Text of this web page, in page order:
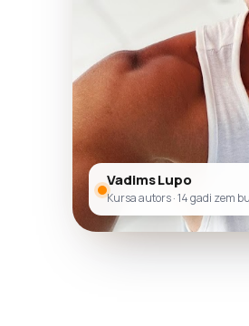
Vadims Lupo
Kursa autors · 14 gadi zem